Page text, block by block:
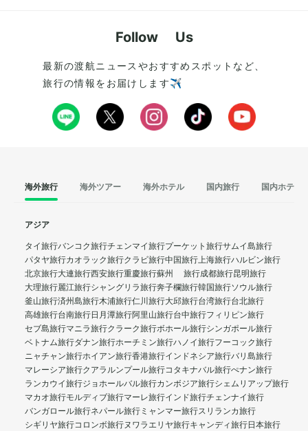
Follow Us
最新の渡航ニュースやおすすめスポットなど、
旅行の情報をお届けします✈️
海外旅行 海外ツアー 海外ホテル 国内旅行 国内ホテル
アジア
タイ旅行バンコク旅行チェンマイ旅行プーケット旅行サムイ島旅行
パタヤ旅行カオラック旅行クラビ旅行中国旅行上海旅行ハルビン旅行
北京旅行大連旅行西安旅行重慶旅行蘇州 旅行成都旅行昆明旅行
大理旅行麗江旅行シャングリラ旅行奔子欄旅行韓国旅行ソウル旅行
釜山旅行済州島旅行木浦旅行仁川旅行大邱旅行台湾旅行台北旅行
高雄旅行台南旅行日月潭旅行阿里山旅行台中旅行フィリピン旅行
セブ島旅行マニラ旅行クラーク旅行ボホール旅行シンガポール旅行
ベトナム旅行ダナン旅行ホーチミン旅行ハノイ旅行フーコック旅行
ニャチャン旅行ホイアン旅行香港旅行インドネシア旅行バリ島旅行
マレーシア旅行クアラルンプール旅行コタキナバル旅行ぺナン旅行
ランカウイ旅行ジョホールバル旅行カンボジア旅行シェムリアップ旅行
マカオ旅行モルディブ旅行マーレ旅行インド旅行チェンナイ旅行
バンガロール旅行ネパール旅行 ミャンマー旅行スリランカ旅行
シギリヤ旅行コロンボ旅行ヌワラエリヤ旅行キャンディ旅行日本旅行